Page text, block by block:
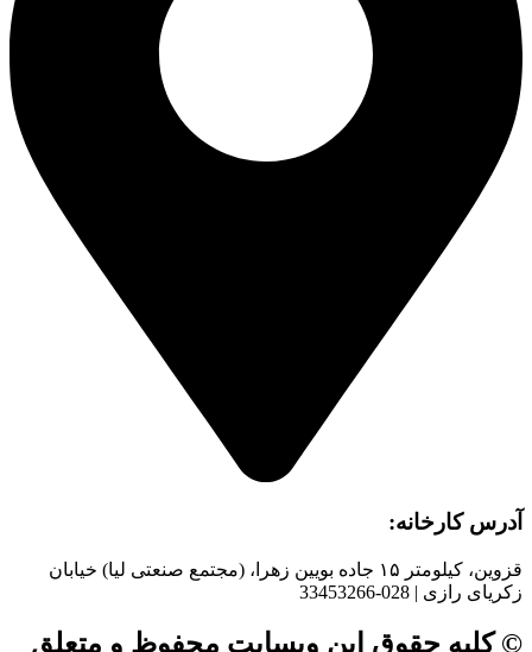
آدرس کارخانه:
قزوین، کیلومتر ۱۵ جاده بويین زهرا، (مجتمع صنعتی لیا) خیابان
زکریای رازی | 028-33453266
© کلیه حقوق این وبسایت محفوظ و متعلق